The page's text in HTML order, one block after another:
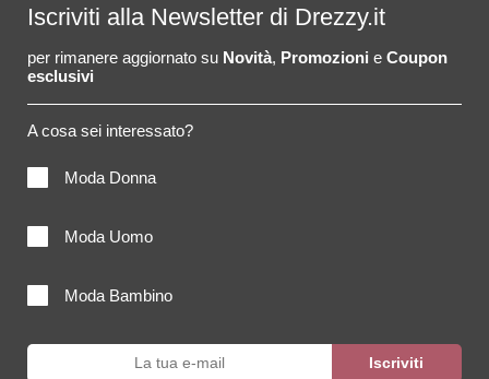
Iscriviti alla Newsletter di Drezzy.it
per rimanere aggiornato su Novità, Promozioni e Coupon
esclusivi
A cosa sei interessato?
Moda Donna
Moda Uomo
Moda Bambino